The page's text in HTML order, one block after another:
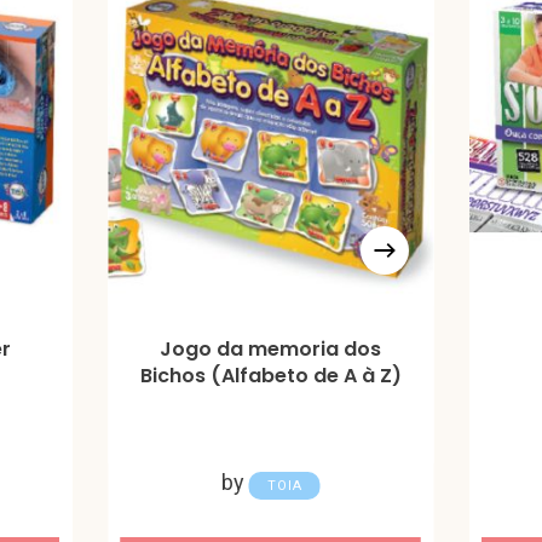
Jogo da memoria dos
Bichos (Alfabeto de A à Z)
by TOIA